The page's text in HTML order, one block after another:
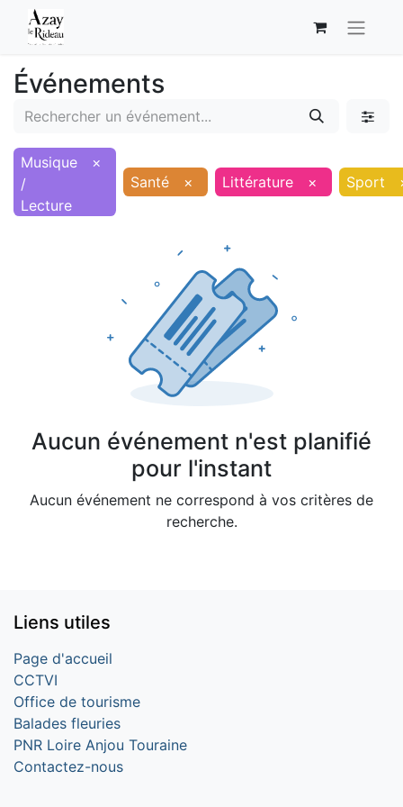
Événements
Musique
/
Lecture
×
Santé
× Littérature × Sport
Aucun événement n'est planifié
pour l'instant
Aucun événement ne correspond à vos critères de
recherche.
Liens utiles
Page d'accueil
CCTVI
Office de tourisme
Balades fleuries
PNR Loire Anjou Touraine
Contactez-nous